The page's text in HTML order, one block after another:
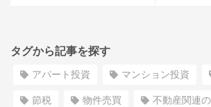
タグから記事を探す
アパート投資 マンション投資
節税 物件売買 不動産関連